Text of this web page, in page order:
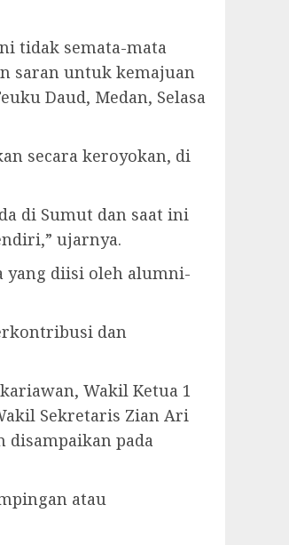
tidak semata-mata
saran untuk kemajuan
Daud, Medan, Selasa
secara keroyokan, di
di Sumut dan saat ini
ujarnya.
yang diisi oleh alumni-
dan
Wakil Ketua 1
Sekretaris Zian Ari
disampaikan pada
atau